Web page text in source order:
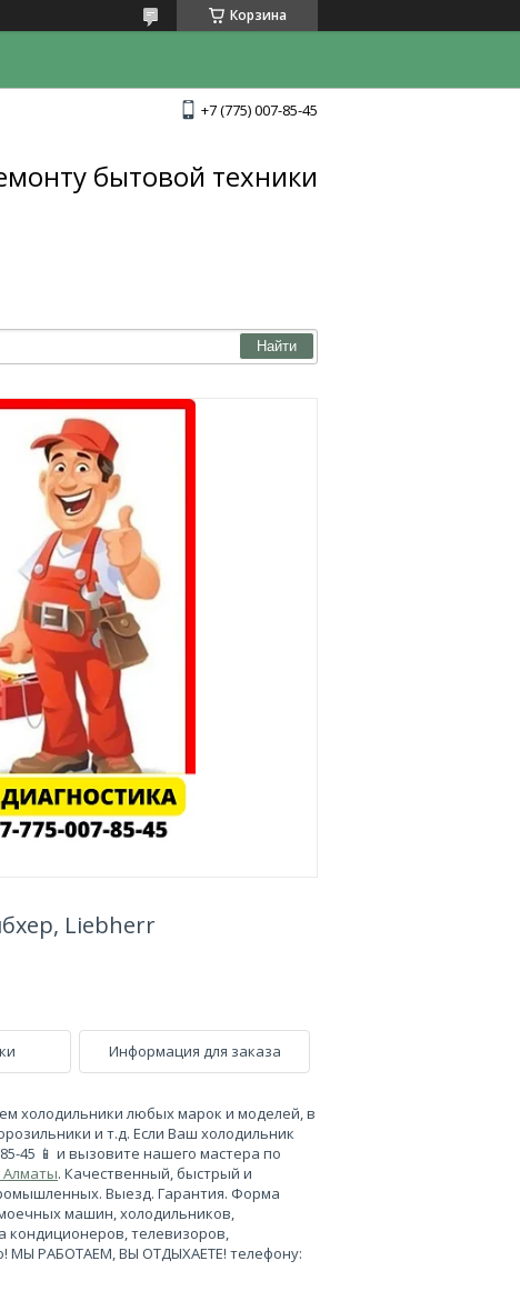
Корзина
+7 (775) 007-85-45
бытовой техники
Найти
Liebherr
Информация для заказа
холодильники любых марок и моделей, в
и т.д. Если Ваш холодильник
45 📱 и вызовите нашего мастера по
Алматы. Качественный, быстрый и
Выезд. Гарантия. Форма
машин, холодильников,
кондиционеров, телевизоров,
МЫ РАБОТАЕМ, ВЫ ОТДЫХАЕТЕ! телефону: